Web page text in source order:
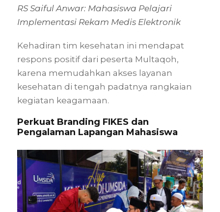
RS Saiful Anwar: Mahasiswa Pelajari
Implementasi Rekam Medis Elektronik
Kehadiran tim kesehatan ini mendapat
respons positif dari peserta Multaqoh,
karena memudahkan akses layanan
kesehatan di tengah padatnya rangkaian
kegiatan keagamaan.
Perkuat Branding FIKES dan
Pengalaman Lapangan Mahasiswa